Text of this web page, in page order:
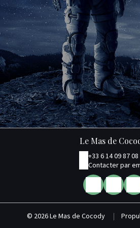
Le Mas de
+33 6 14 09 87 08
Contacter par
© 2026 Le Mas de Cocody |